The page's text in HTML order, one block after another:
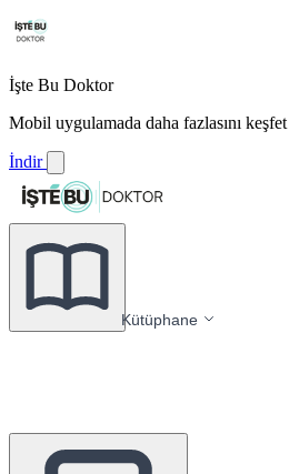
İşte Bu Doktor
Mobil uygulamada daha fazlasını keşfet
İndir
Kütüphane